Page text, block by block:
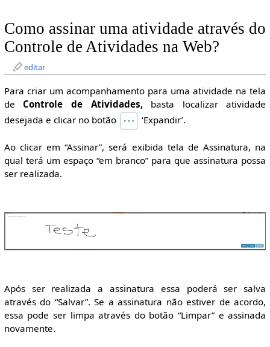
Como assinar uma atividade através do
Controle de Atividades na Web?
editar
Para criar um acompanhamento para uma atividade na tela
de Controle de Atividades, basta localizar atividade
desejada e clicar no botão
‘Expandir’.
Ao clicar em “Assinar”, será exibida tela de Assinatura, na
qual terá um espaço “em branco” para que assinatura possa
ser realizada.
Após ser realizada a assinatura essa poderá ser salva
através do “Salvar”. Se a assinatura não estiver de acordo,
essa pode ser limpa através do botão “Limpar” e assinada
novamente.